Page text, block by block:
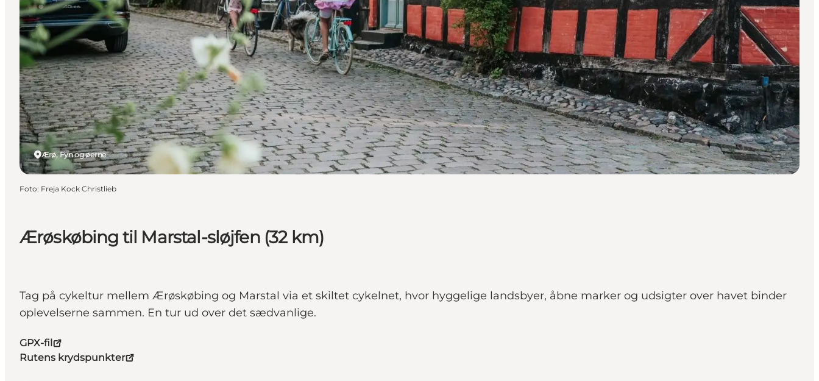
Ærøskøbing til Marstal-sløjfen (32 km)
Tag på cykeltur mellem Ærøskøbing og Marstal via et skiltet cykelnet, hvor hyggelige landsbyer, åbne marker og udsigter over havet binder
oplevelserne sammen. En tur ud over det sædvanlige.
GPX-fil
Rutens krydspunkter
Ærø, Fyn og øerne
Foto: Freja Kock Christlieb